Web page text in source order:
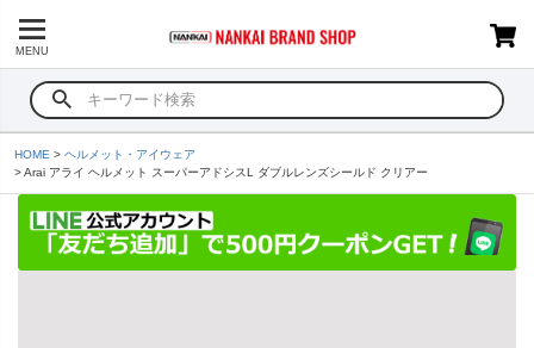
MENU
HOME
ヘルメット・アイウェア
Arai アライ ヘルメット スーパーアドシスL ダブルレンズシールド クリアー